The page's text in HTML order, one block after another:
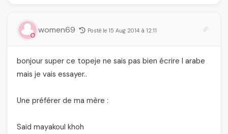
women69 Posté le 15 Aug 2014 à 12:11
bonjour super ce topeje ne sais pas bien écrire l arabe
mais je vais essayer..
Une préférer de ma mère :
Saïd mayakoul khoh